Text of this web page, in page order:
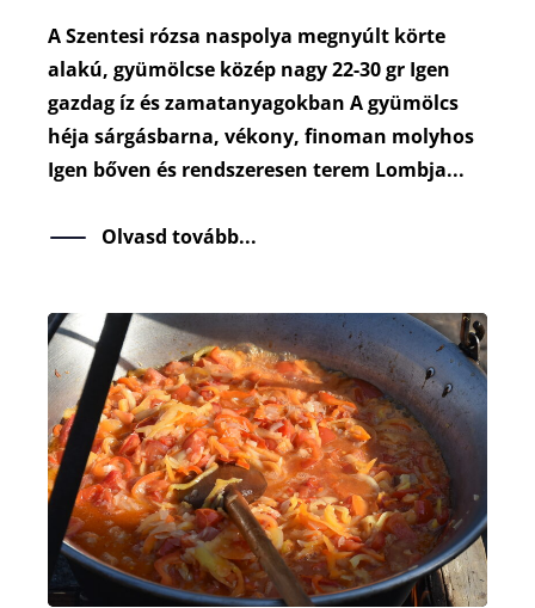
A Szentesi rózsa naspolya megnyúlt körte
alakú, gyümölcse közép nagy 22-30 gr Igen
gazdag íz és zamatanyagokban A gyümölcs
héja sárgásbarna, vékony, finoman molyhos
Igen bőven és rendszeresen terem Lombja...
Olvasd tovább...